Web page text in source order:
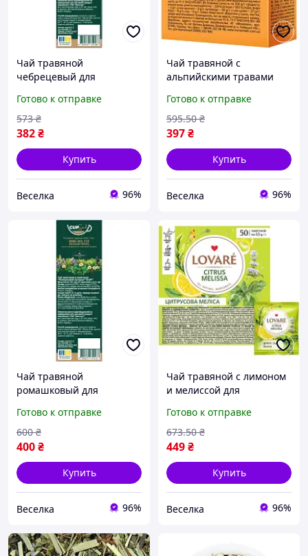
Чай травяной
чебрецевый для
и улучшения
пищеварения 15
пакетиков по 2 г FLAME
Готово к отправке
382₴
573 ₴
Купить
Веселка 96%
Чай травяной с
альпийскими травами
иммунной системы и
поддержания здоровья
15 пакетиков 2 г FLAME
Готово к отправке
397₴
595.50 ₴
Купить
Веселка 96%
Чай травяной
ромашковый для
настроения с корицей и
яблоком 15 пакетиков
FLAME
Готово к отправке
400₴
600 ₴
Купить
Веселка 96%
Чай травяной с лимоном
и мелиссой для
50 пакетиков по 1.5 г
FLAME
Готово к отправке
449₴
673.50 ₴
Купить
Веселка 96%